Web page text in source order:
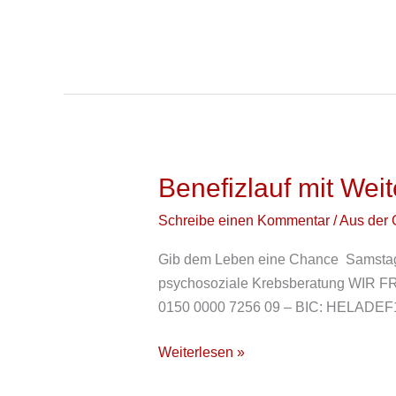
Benefizlauf mit
Schreibe einen Kommentar /Aus der
Gib dem Leben eine Chance
psychosoziale Krebsberatung WIR
0150 0000 7256 09 – BIC:
Benefizlauf
Weiterleben
e.V.
Weiterlesen »